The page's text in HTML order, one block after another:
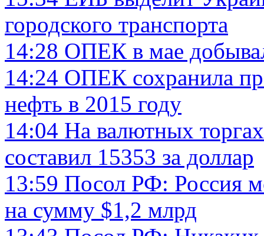
городского транспорта
14:28 ОПЕК в мае
14:24 ОПЕК сохранила
нефть в 2015 году
14:04 На валютных
составил 15353 за доллар
13:59 Посол РФ: Россия
на сумму $1,2 млрд